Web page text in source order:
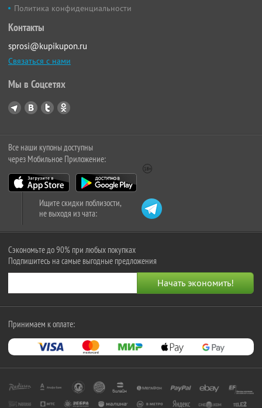
Политика конфиденциальности
Контакты
sprosi@kupikupon.ru
Связаться с нами
Мы в Соцсетях
Все наши купоны доступны
через Мобильное Приложение:
Ищите скидки поблизости,
не выходя из чата:
Сэкономьте до 90% при любых покупках
Подпишитесь на самые выгодные предложения
Принимаем к оплате: